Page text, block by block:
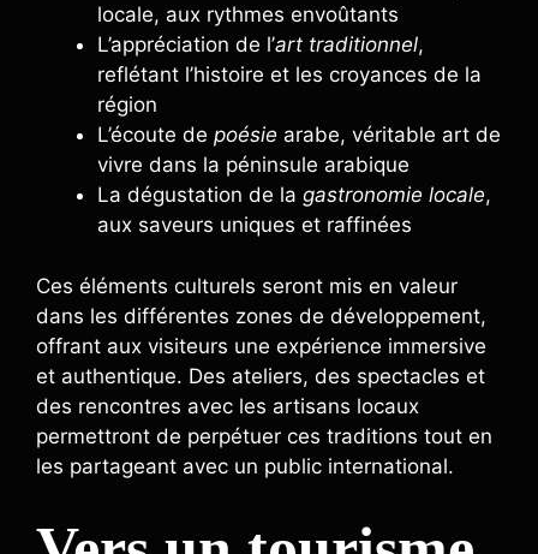
locale, aux rythmes envoûtants
L’appréciation de l’art traditionnel,
reflétant l’histoire et les croyances de la
région
L’écoute de poésie arabe, véritable art de
vivre dans la péninsule arabique
La dégustation de la gastronomie locale,
aux saveurs uniques et raffinées
Ces éléments culturels seront mis en valeur
dans les différentes zones de développement,
offrant aux visiteurs une expérience immersive
et authentique. Des ateliers, des spectacles et
des rencontres avec les artisans locaux
permettront de perpétuer ces traditions tout en
les partageant avec un public international.